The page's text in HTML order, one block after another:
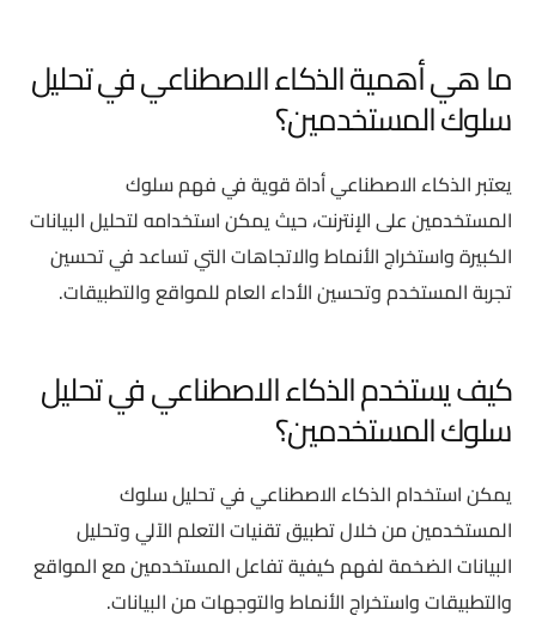
ما هي أهمية الذكاء الاصطناعي في تحليل
سلوك المستخدمين؟
يعتبر الذكاء الاصطناعي أداة قوية في فهم سلوك
المستخدمين على الإنترنت، حيث يمكن استخدامه لتحليل البيانات
الكبيرة واستخراج الأنماط والاتجاهات التي تساعد في تحسين
تجربة المستخدم وتحسين الأداء العام للمواقع والتطبيقات.
كيف يستخدم الذكاء الاصطناعي في تحليل
سلوك المستخدمين؟
يمكن استخدام الذكاء الاصطناعي في تحليل سلوك
المستخدمين من خلال تطبيق تقنيات التعلم الآلي وتحليل
البيانات الضخمة لفهم كيفية تفاعل المستخدمين مع المواقع
والتطبيقات واستخراج الأنماط والتوجهات من البيانات.